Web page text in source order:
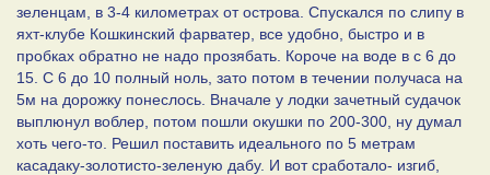
зеленцам, в 3-4 километрах от острова. Спускался по слипу в
яхт-клубе Кошкинский фарватер, все удобно, быстро и в
пробках обратно не надо прозябать. Короче на воде в с 6 до
15. С 6 до 10 полный ноль, зато потом в течении получаса на
5м на дорожку понеслось. Вначале у лодки зачетный судачок
выплюнул воблер, потом пошли окушки по 200-300, ну думал
хоть чего-то. Решил поставить идеального по 5 метрам
касадаку-золотисто-зеленую дабу. И вот сработало- изгиб,